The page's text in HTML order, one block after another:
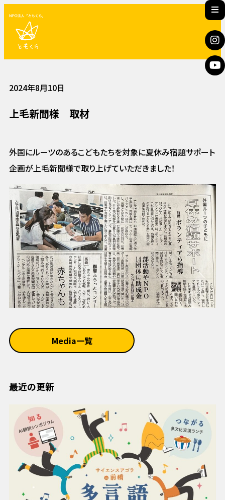
2024年8月10日
上毛新聞様 取材
外国にルーツのあるこどもたちを対象に夏休み宿題サポート
企画が上毛新聞様で取り上げていただきました！
Media一覧
最近の更新